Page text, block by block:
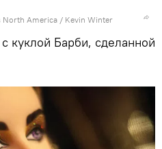
North America / Kevin Winter
куклой Барби, сделанной